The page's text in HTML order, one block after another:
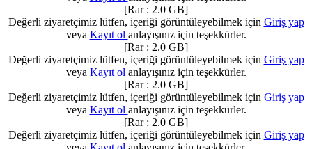
[Rar : 2.0 GB]
Değerli ziyaretçimiz lütfen, içeriği görüntüleyebilmek için Giriş yap
veya Kayıt ol anlayışınız için teşekkürler.
[Rar : 2.0 GB]
Değerli ziyaretçimiz lütfen, içeriği görüntüleyebilmek için Giriş yap
veya Kayıt ol anlayışınız için teşekkürler.
[Rar : 2.0 GB]
Değerli ziyaretçimiz lütfen, içeriği görüntüleyebilmek için Giriş yap
veya Kayıt ol anlayışınız için teşekkürler.
[Rar : 2.0 GB]
Değerli ziyaretçimiz lütfen, içeriği görüntüleyebilmek için Giriş yap